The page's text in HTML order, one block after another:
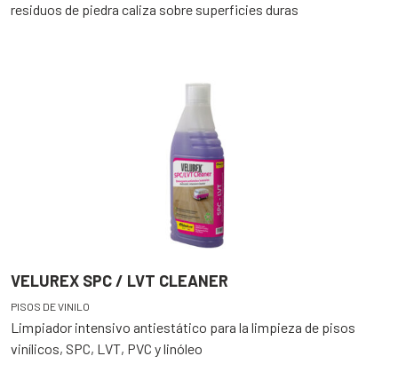
residuos de piedra caliza sobre superficies duras
VELUREX SPC / LVT CLEANER
PISOS DE VINILO
Limpiador intensivo antiestático para la limpieza de pisos
vinílicos, SPC, LVT, PVC y linóleo